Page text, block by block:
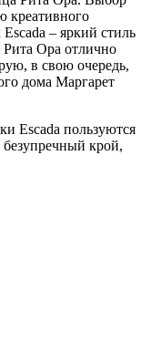
креативного
– яркий стиль
Рита Ора отлично
в свою очередь,
дома Маргарет
Escada пользуются
крой,